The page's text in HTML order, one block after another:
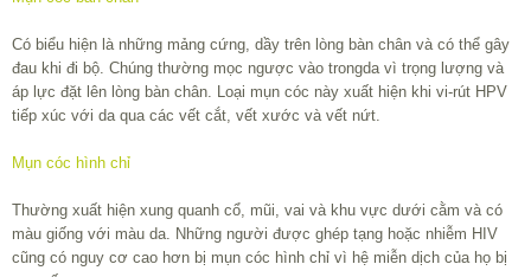
Có biểu hiện là những mảng cứng, dầy trên lòng bàn chân và có thể gây
đau khi đi bộ. Chúng thường mọc ngược vào trongda vì trọng lượng và
áp lực đặt lên lòng bàn chân. Loại mụn cóc này xuất hiện khi vi-rút HPV
tiếp xúc với da qua các vết cắt, vết xước và vết nứt.
Mụn cóc hình chỉ
Thường xuất hiện xung quanh cổ, mũi, vai và khu vực dưới cằm và có
màu giống với màu da. Những người được ghép tạng hoặc nhiễm HIV
cũng có nguy cơ cao hơn bị mụn cóc hình chỉ vì hệ miễn dịch của họ bị